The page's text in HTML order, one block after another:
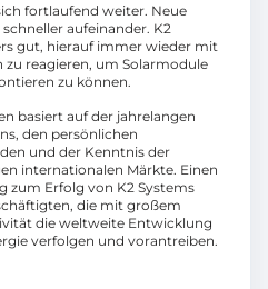
fortlaufend weiter. Neue
aufeinander. K2
gut, hierauf immer wieder mit
zu reagieren, um Solarmodule
zu können.
basiert auf der jahrelangen
den persönlichen
und der Kenntnis der
internationalen Märkte. Einen
zum Erfolg von K2 Systems
die mit großem
die weltweite Entwicklung
verfolgen und vorantreiben.